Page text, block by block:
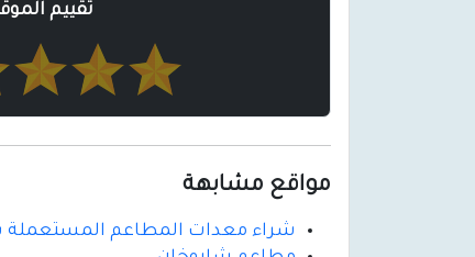
تقييم
مواقع مشابهة
شراء معدات المطاعم